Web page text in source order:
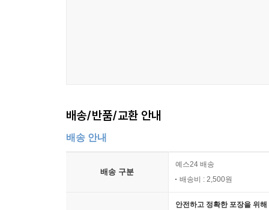
배송/반품/교환 안내
배송 안내
배송 구분
예스24 배송
배송비 : 2,500원
안전하고 정확한 포장을 위